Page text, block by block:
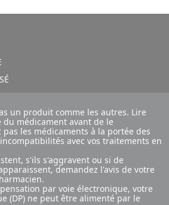
un produit comme les autres. Lire
médicament avant de le
pas les médicaments à la portée des
avec vos traitements en
s'ils s'aggravent ou si de
demandez l'avis de votre
par voie électronique, votre
(DP) ne peut être alimenté par le